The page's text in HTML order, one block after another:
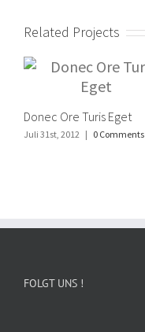
Related Projects
Donec Ore Turis Eget
Juli 31st, 2012 | 0 Comments
FOLGT UNS !